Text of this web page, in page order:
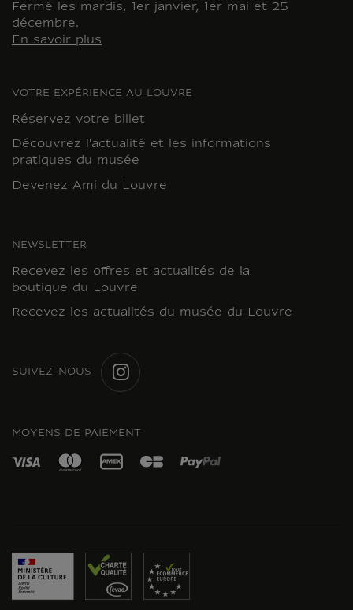
Fermé les mardis, 1er janvier, 1er mai et 25
décembre.
En savoir plus
VOTRE EXPÉRIENCE AU LOUVRE
Réservez votre billet
Découvrez l'actualité et les informations
pratiques du musée
Devenez Ami du Louvre
NEWSLETTER
Recevez les offres et actualités de la
boutique du Louvre
Recevez les actualités du musée du Louvre
SUIVEZ-NOUS
MOYENS DE PAIEMENT